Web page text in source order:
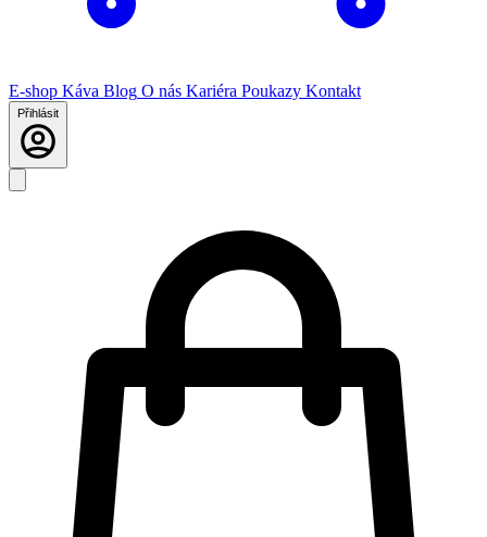
E-shop Káva Blog O nás Kariéra Poukazy Kontakt
Přihlásit